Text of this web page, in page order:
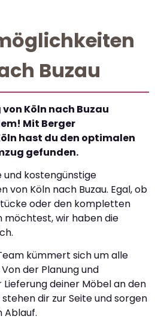
Buzau
Köln nach Buzau
Mit Berger
hast du den optimalen
gefunden.
kostengünstige
Köln nach Buzau. Egal, ob
oder den kompletten
wir haben die
kümmert sich um alle
der Planung und
Lieferung deiner Möbel an den
dir zur Seite und sorgen
Ablauf.